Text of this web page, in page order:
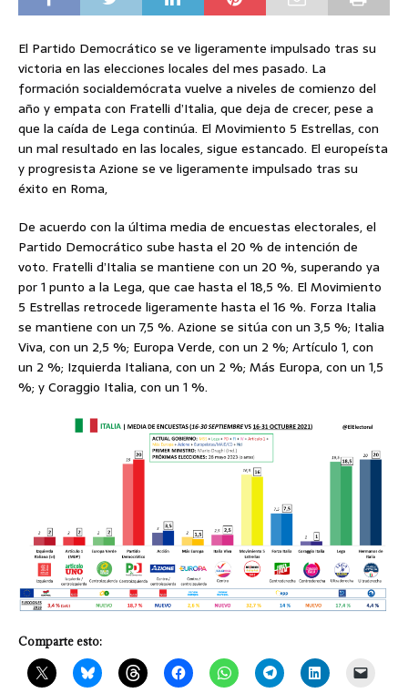
El Partido Democrático se ve ligeramente impulsado tras su
victoria en las elecciones locales del mes pasado. La
formación socialdemócrata vuelve a niveles de comienzo del
año y empata con Fratelli d’Italia, que deja de crecer, pese a
que la caída de Lega continúa. El Movimiento 5 Estrellas, con
un mal resultado en las locales, sigue estancado. El europeísta
y progresista Azione se ve ligeramente impulsado tras su
éxito en Roma,
De acuerdo con la última media de encuestas electorales, el
Partido Democrático sube hasta el 20 % de intención de
voto. Fratelli d’Italia se mantiene con un 20 %, superando ya
por 1 punto a la Lega, que cae hasta el 18,5 %. El Movimiento
5 Estrellas retrocede ligeramente hasta el 16 %. Forza Italia
se mantiene con un 7,5 %. Azione se sitúa con un 3,5 %; Italia
Viva, con un 2,5 %; Europa Verde, con un 2 %; Artículo 1, con
un 2 %; Izquierda Italiana, con un 2 %; Más Europa, con un 1,5
%; y Coraggio Italia, con un 1 %.
Comparte esto: